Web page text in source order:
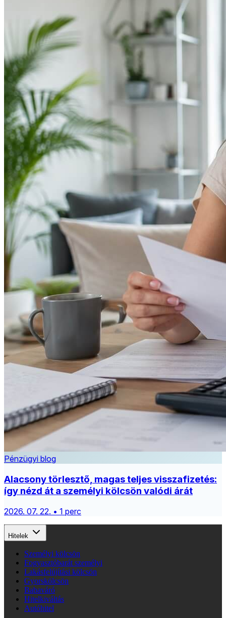
Pénzügyi blog
Alacsony törlesztő, magas teljes visszafizetés:
így nézd át a személyi kölcsön valódi árát
2026. 07. 22. • 1 perc
Hitelek
Személyi kölcsön
Fogyasztóbarát személyi
Lakásfelújítási kölcsön
Gyorskölcsön
Babaváró
Hitelkiváltás
Autóhitel